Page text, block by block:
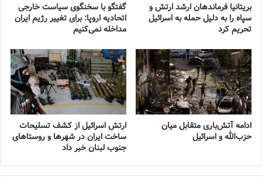
بریتانیا فرماندهان ارشد ارتش و
سپاه را به دلیل حمله به اسرائیل
تحریم کرد
گفتگو با سخنگوی سیاست خارجی
اتحادیه اروپا: برای تغییر رژیم ایران
مداخله نمی‌کنیم
ادامه آتش‌باری متقابل میان
حزب‌الله و اسرائیل
ارتش اسرائیل از کشف تسلیحات
ساخت ایران در شهرها و روستاهای
جنوب لبنان خبر داد